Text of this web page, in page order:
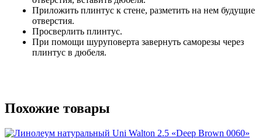
Приложить плинтус к стене, разметить на нем будущие
отверстия.
Просверлить плинтус.
При помощи шуруповерта завернуть саморезы через
плинтус в дюбеля.
Похожие товары